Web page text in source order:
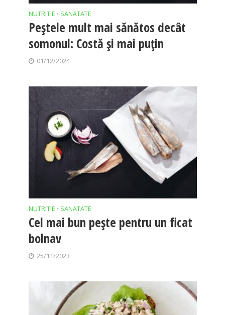
NUTRITIE • SANATATE
Peștele mult mai sănătos decât
somonul: Costă și mai puțin
01/12/2024
NUTRITIE • SANATATE
Cel mai bun pește pentru un ficat
bolnav
25/11/2023